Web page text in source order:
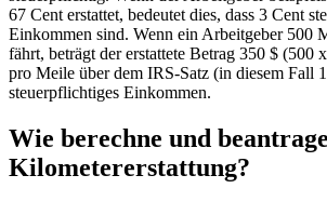
67 Cent erstattet, bedeutet dies, dass 3 Cent
Einkommen sind. Wenn ein Arbeitgeber 500
fährt, beträgt der erstattete Betrag 350 $ (500
pro Meile über dem IRS-Satz (in diesem Fall
steuerpflichtiges Einkommen.
Wie berechne und
Kilometererstattung?